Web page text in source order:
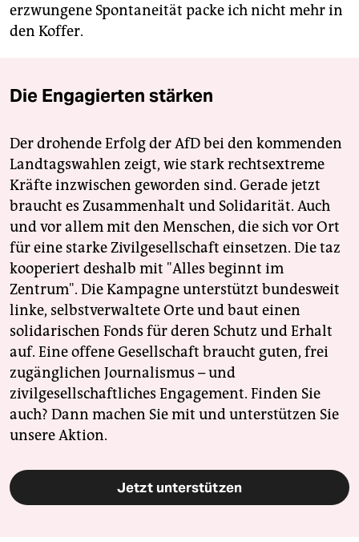
erzwungene Spontaneität packe ich nicht mehr in
den Koffer.
Die Engagierten stärken
Der drohende Erfolg der AfD bei den kommenden
Landtagswahlen zeigt, wie stark rechtsextreme
Kräfte inzwischen geworden sind. Gerade jetzt
braucht es Zusammenhalt und Solidarität. Auch
und vor allem mit den Menschen, die sich vor Ort
für eine starke Zivilgesellschaft einsetzen. Die taz
kooperiert deshalb mit "Alles beginnt im
Zentrum". Die Kampagne unterstützt bundesweit
linke, selbstverwaltete Orte und baut einen
solidarischen Fonds für deren Schutz und Erhalt
auf. Eine offene Gesellschaft braucht guten, frei
zugänglichen Journalismus – und
zivilgesellschaftliches Engagement. Finden Sie
auch? Dann machen Sie mit und unterstützen Sie
unsere Aktion.
Jetzt unterstützen